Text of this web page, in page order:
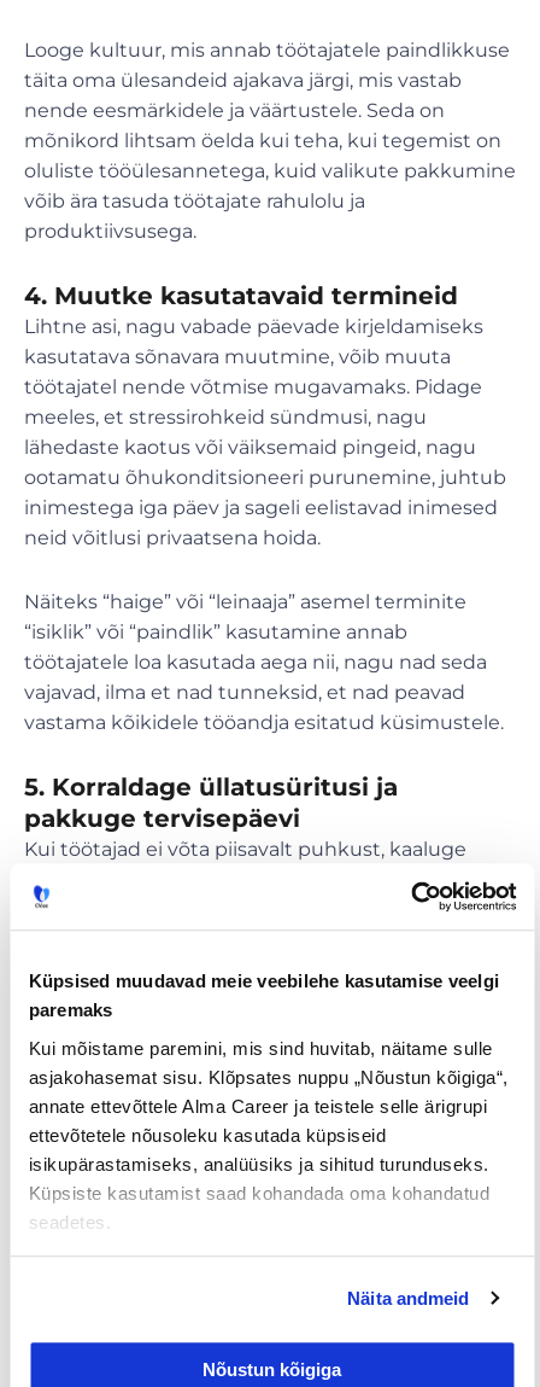
Küpsised muudavad meie veebilehe kasutamise veelgi
paremaks
Kui mõistame paremini, mis sind huvitab, näitame sulle
asjakohasemat sisu. Klõpsates nuppu „Nõustun kõigiga“,
annate ettevõttele Alma Career ja teistele selle ärigrupi
ettevõtetele nõusoleku kasutada küpsiseid
isikupärastamiseks, analüüsiks ja sihitud turunduseks.
Küpsiste kasutamist saad kohandada oma kohandatud
seadetes.
Näita andmeid
Nõustun kõigiga
Looge kultuur, mis annab töötajatele paindlikkuse
täita oma ülesandeid ajakava järgi, mis vastab
nende eesmärkidele ja väärtustele. Seda on
mõnikord lihtsam öelda kui teha, kui tegemist on
oluliste tööülesannetega, kuid valikute pakkumine
võib ära tasuda töötajate rahulolu ja
produktiivsusega.
4. Muutke kasutatavaid termineid
Lihtne asi, nagu vabade päevade kirjeldamiseks
kasutatava sõnavara muutmine, võib muuta
töötajatel nende võtmise mugavamaks. Pidage
meeles, et stressirohkeid sündmusi, nagu
lähedaste kaotus või väiksemaid pingeid, nagu
ootamatu õhukonditsioneeri purunemine, juhtub
inimestega iga päev ja sageli eelistavad inimesed
neid võitlusi privaatsena hoida.
Näiteks “haige” või “leinaaja” asemel terminite
“isiklik” või “paindlik” kasutamine annab
töötajatele loa kasutada aega nii, nagu nad seda
vajavad, ilma et nad tunneksid, et nad peavad
vastama kõikidele tööandja esitatud küsimustele.
5. Korraldage üllatusüritusi ja
pakkuge tervisepäevi
Kui töötajad ei võta piisavalt puhkust, kaaluge
planeerimata kontoripuhkuse korraldamist. Kui
meeskond jõuab mõne tähtsa verstapostini ja
välja saata e-kirja, mis annab võimaluse
nädalavahetust päeva või paari võrra pikendada.
puhkusepäevi ka kasutavad.
Mõistlik kogus tervisepäevi on suurepärane viis
ilma küsimusteta vaba aja veetmiseks – töötajatele
võivad need pakkuda väga vajalikku puhkust, ilma
et keegi peaks muretsema tööl hätta sattumise
Töötajate läbipõlemise ennetamine
puhkusesõbraliku kultuuri kaudu on ettevõtte
edu jaoks sama oluline kui kuluprognoosid ja